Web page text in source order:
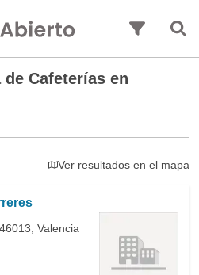
de Cafeterías en
Ver resultados en el mapa
Valencia